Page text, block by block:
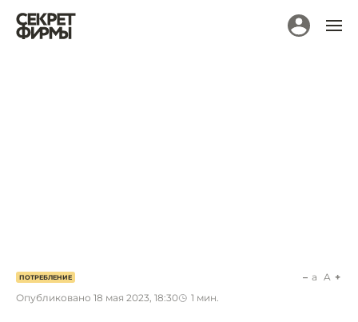
ПОТРЕБЛЕНИЕ
Опубликовано 18 мая 2023, 18:30 1 мин.
a A